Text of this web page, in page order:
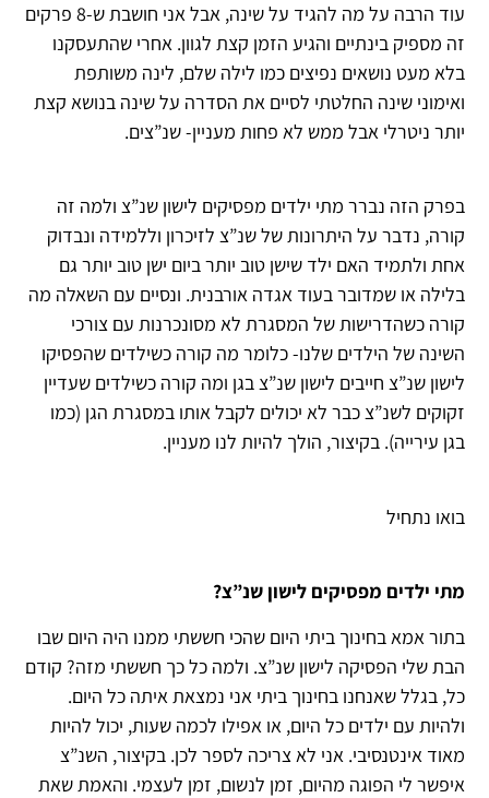
עוד הרבה על מה להגיד על שינה, אבל אני חושבת ש-8 פרקים
זה מספיק בינתיים והגיע הזמן קצת לגוון. אחרי שהתעסקנו
בלא מעט נושאים נפיצים כמו לילה שלם, לינה משותפת
ואימוני שינה החלטתי לסיים את הסדרה על שינה בנושא קצת
יותר ניטרלי אבל ממש לא פחות מעניין- שנ”צים.
בפרק הזה נברר מתי ילדים מפסיקים לישון שנ”צ ולמה זה
קורה, נדבר על היתרונות של שנ”צ לזיכרון וללמידה ונבדוק
אחת ולתמיד האם ילד שישן טוב יותר ביום ישן טוב יותר גם
בלילה או שמדובר בעוד אגדה אורבנית. ונסיים עם השאלה מה
קורה כשהדרישות של המסגרת לא מסונכרנות עם צורכי
השינה של הילדים שלנו- כלומר מה קורה כשילדים שהפסיקו
לישון שנ”צ חייבים לישון שנ”צ בגן ומה קורה כשילדים שעדיין
זקוקים לשנ”צ כבר לא יכולים לקבל אותו במסגרת הגן (כמו
בגן עירייה). בקיצור, הולך להיות לנו מעניין.
בואו נתחיל
מתי ילדים מפסיקים לישון שנ”צ?
בתור אמא בחינוך ביתי היום שהכי חששתי ממנו היה היום שבו
הבת שלי הפסיקה לישון שנ”צ. ולמה כל כך חששתי מזה? קודם
כל, בגלל שאנחנו בחינוך ביתי אני נמצאת איתה כל היום.
ולהיות עם ילדים כל היום, או אפילו לכמה שעות, יכול להיות
מאוד אינטנסיבי. אני לא צריכה לספר לכן. בקיצור, השנ”צ
איפשר לי הפוגה מהיום, זמן לנשום, זמן לעצמי. והאמת שאת